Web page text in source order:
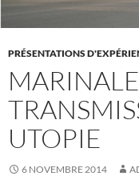
PRÉSENTATIONS
UTOPIE
6 NOVEMBRE 2014